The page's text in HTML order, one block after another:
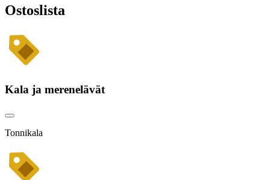
Ostoslista
Kala ja merenelävät
Tonnikala